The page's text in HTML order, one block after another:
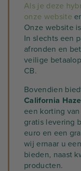
Als je deze
onze website
Onze website
In slechts een
afronden en
veilige
CB.
Bovendien
California Haze
een korting
gratis levering
euro en een
wij ernaar u
bieden, naast
producten.